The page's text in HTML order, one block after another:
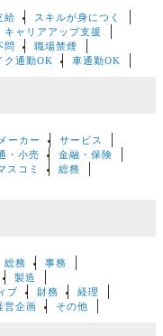
給
スキルが身につく
キャリアアップ支援
問
職場禁煙
ク通勤OK 車通勤OK
メーカー
サービス
・小売
金融・保険
スコミ
総務
総務
事務
製造
ブ 財務
経理
営企画 その他